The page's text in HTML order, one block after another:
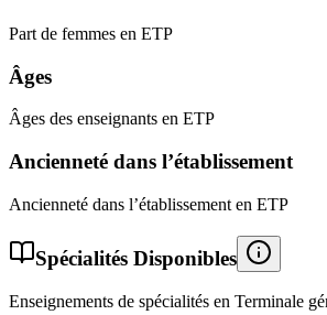
Part de femmes en ETP
Âges
Âges des enseignants en ETP
Ancienneté dans l’établissement
Ancienneté dans l’établissement en ETP
Spécialités Disponibles
Enseignements de spécialités en Terminale